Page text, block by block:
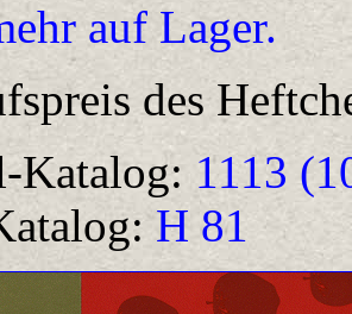
auf Lager.
des
Katalog: 1113
H 81